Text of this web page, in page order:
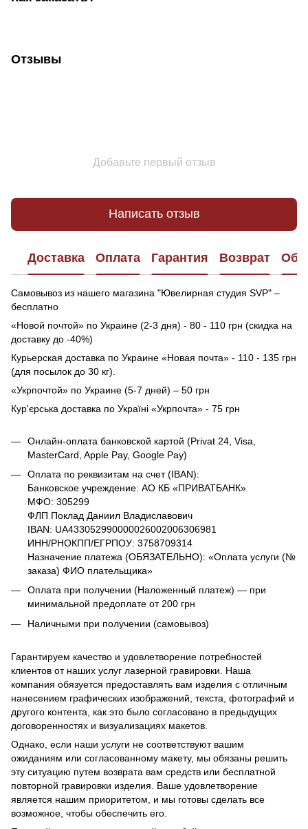
Отзывы
Добавьте первый отзыв
Написать отзыв
Доставка Оплата Гарантия Возврат
Самовывоз из нашего магазина "Ювелирная студия SVP" –
бесплатно
«Новой почтой» по Украине (2-3 дня) - 80 - 110 грн (скидка на
доставку до -40%)
Курьерская доставка по Украине «Новая почта» - 110 - 135 грн
(для посылок до 30 кг).
«Укрпочтой» по Украине (5-7 дней) – 50 грн
Кур'єрська доставка по Україні «Укрпочта» - 75 грн
Онлайн-оплата банковской картой (Privat 24, Visa,
MasterCard, Apple Pay, Google Pay)
Оплата по реквизитам на счет (IBAN):
Банковское учреждение: АО КБ «ПРИВАТБАНК»
МФО: 305299
ФЛП Поклад Даниил Владиславович
IBAN: UA433052990000026002006306981
ИНН/РНОКПП/ЕГРПОУ: 3758709314
Назначение платежа (ОБЯЗАТЕЛЬНО): «Оплата услуги (№
заказа) ФИО плательщика»
Оплата при получении (Наложенный платеж) — при
минимальной предоплате от 200 грн
Наличными при получении (самовывоз)
Гарантируем качество и удовлетворение потребностей
клиентов от наших услуг лазерной гравировки. Наша
компания обязуется предоставлять вам изделия с отличным
нанесением графических изображений, текста, фотографий и
другого контента, как это было согласовано в предыдущих
договоренностях и визуализациях макетов.
Однако, если наши услуги не соответствуют вашим
ожиданиям или согласованному макету, мы обязаны решить
эту ситуацию путем возврата вам средств или бесплатной
повторной гравировки изделия. Ваше удовлетворение
является нашим приоритетом, и мы готовы сделать все
возможное, чтобы обеспечить его.